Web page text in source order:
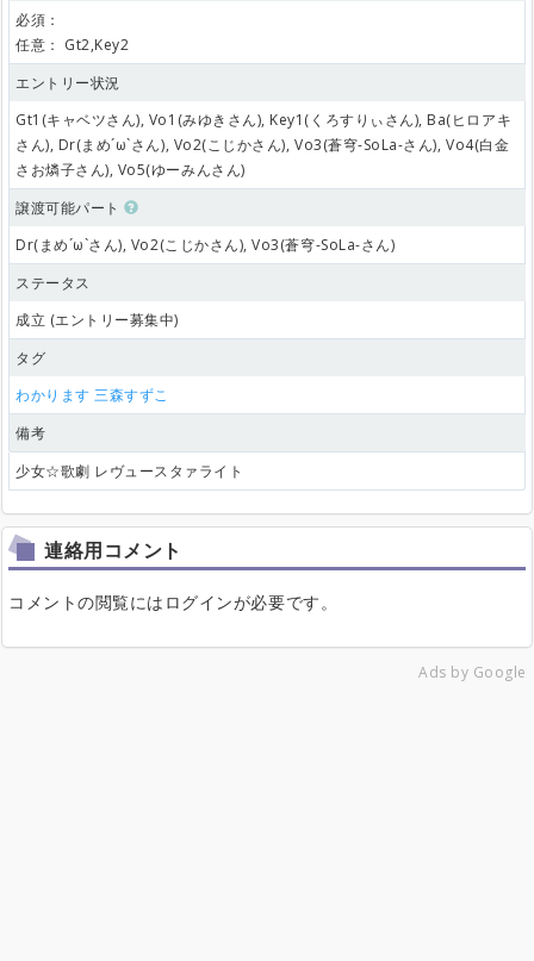
必須：
任意： Gt2,Key2
エントリー状況
Gt1(キャベツさん), Vo1(みゆきさん), Key1(くろすりぃさん), Ba(ヒロアキ
さん), Dr(まめ´ω`さん), Vo2(こじかさん), Vo3(蒼穹-SoLa-さん), Vo4(白金
さお燐子さん), Vo5(ゆーみんさん)
譲渡可能パート
Dr(まめ´ω`さん), Vo2(こじかさん), Vo3(蒼穹-SoLa-さん)
ステータス
成立 (エントリー募集中)
タグ
わかります 三森すずこ
備考
少女☆歌劇 レヴュースタァライト
連絡用コメント
コメントの閲覧にはログインが必要です。
Ads by Google